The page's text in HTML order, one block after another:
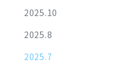
2025.10
2025.8
2025.7